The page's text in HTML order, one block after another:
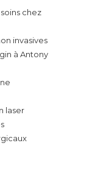
chez
invasives
à Antony
laser